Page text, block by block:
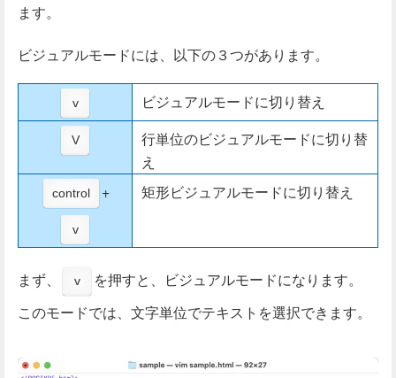
ます。
ビジュアルモードには、以下の３つがあります。
v ビジュアルモードに切り替え
V
行単位のビジュアルモードに切り替
え
control +
v
矩形ビジュアルモードに切り替え
まず、 v
を押すと、ビジュアルモードになります。
このモードでは、文字単位でテキストを選択できます。